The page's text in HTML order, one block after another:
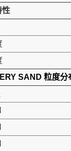
性
SAND 粒度分